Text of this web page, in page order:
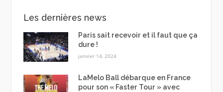
Les dernières news
Paris sait recevoir et il faut que ça
dure !
janvier 14, 2024
LaMelo Ball débarque en France
pour son « Faster Tour » avec